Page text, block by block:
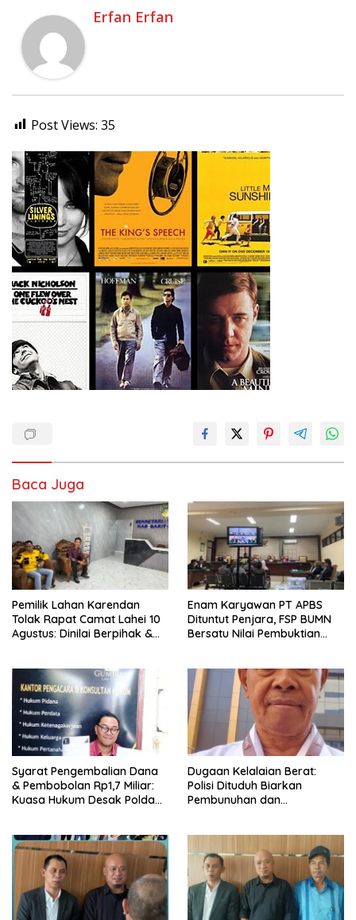
Erfan Erfan
Post Views: 35
Baca Juga
Pemilik Lahan Karendan
Tolak Rapat Camat Lahei 10
Agustus: Dinilai Berpihak &
Enam Karyawan PT APBS
Dituntut Penjara, FSP BUMN
Bersatu Nilai Pembuktian
Syarat Pengembalian Dana
& Pembobolan Rp1,7 Miliar:
Kuasa Hukum Desak Polda
Dugaan Kelalaian Berat:
Polisi Dituduh Biarkan
Pembunuhan dan